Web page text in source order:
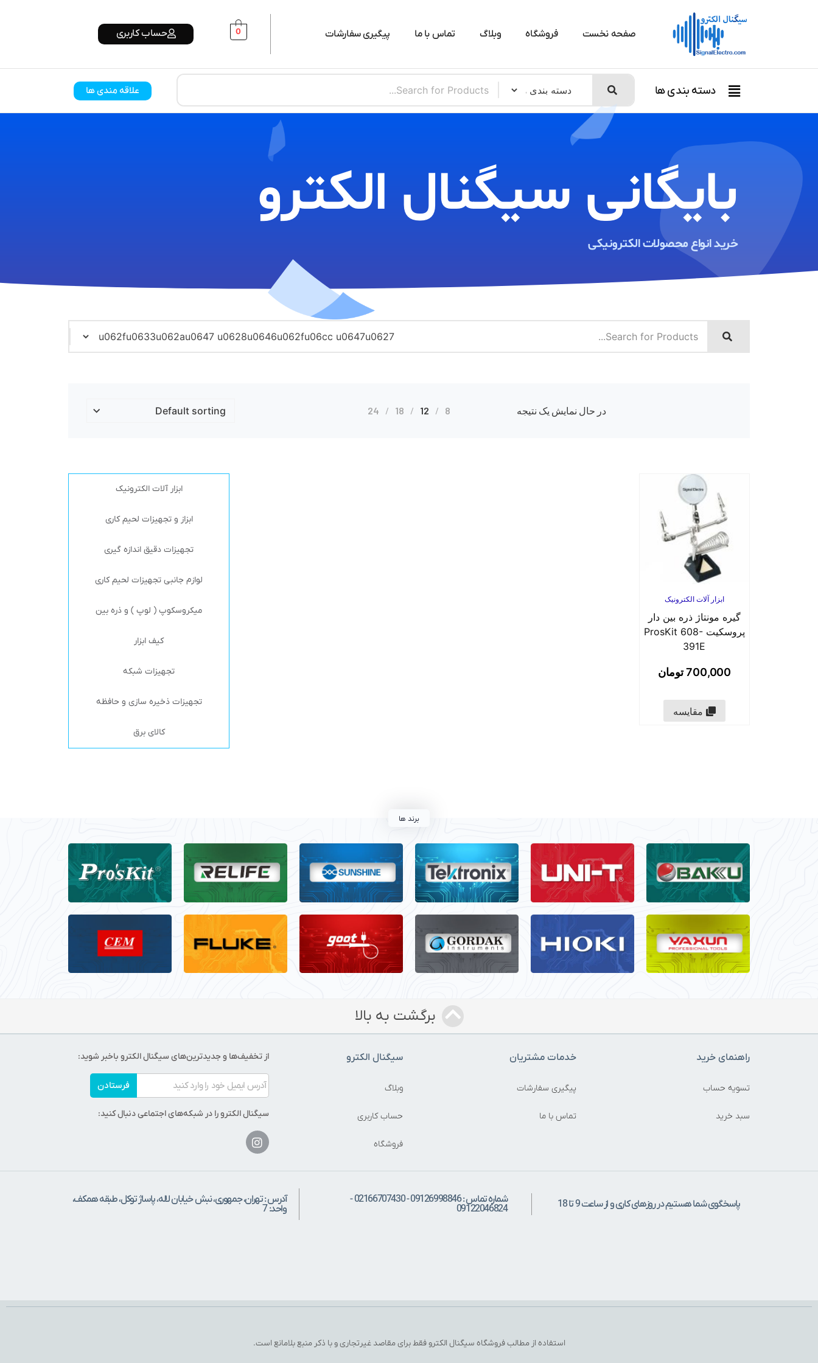
صفحه نخست فروشگاه وبلاگ تماس با ما پیگیری سفارشات 0 حساب کاربری
دسته بندی ها علاقه مندی ها
بایگانی سیگنال الکترو​
خرید انواع محصولات الکترونیکی ​
در حال نمایش یک نتیجه 8
12
18
24
ابزار آلات الکترونیک
گیره مونتاژ ذره بین دار
پروسکیت ProsKit 608-
391E
700,000 تومان
مقایسه
ابزار آلات الکترونیک
ابزاز و تجهیزات لحیم کاری
تجهیزات دقیق اندازه گیری
لوازم جانبی تجهیزات لحیم کاری
میکروسکوپ ( لوپ ) و ذره بین
کیف ابزار
تجهیزات شبکه
تجهیزات ذخیره سازی و حافظه
کالای برق
برند ها
برگشت به بالا
راهنمای خرید
تسویه حساب
سبد خرید
خدمات مشتریان
پیگیری سفارشات
تماس با ما
سیگنال الکترو
وبلاگ
حساب کاربری
فروشگاه
از تخفیف‌ها و جدیدترین‌های سیگنال الکترو باخبر شوید:
فرستادن
سیگنال الکترو را در شبکه‌های اجتماعی دنبال کنید:
پاسخگوی شما هستیم در روزهای کاری و از ساعت 9 تا 18
شماره تماس : 09126998846 - 02166707430 -
09122046824
آدرس : تهران، جمهوری، نبش خیابان لاله، پاساژ توکل، طبقه همکف،
واحد: 7
استفاده از مطالب فروشگاه سیگنال الکترو فقط برای مقاصد غیرتجاری و با ذکر منبع بلامانع است.